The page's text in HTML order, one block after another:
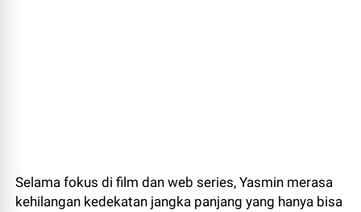
Selama fokus di film dan web series, Yasmin merasa
kehilangan kedekatan jangka panjang yang hanya bisa